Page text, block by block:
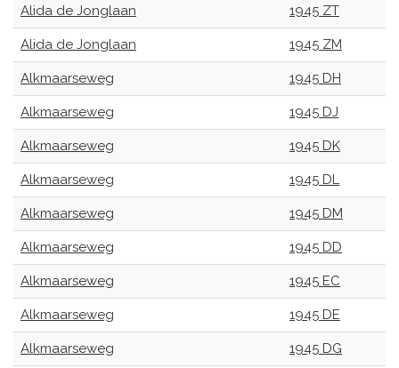
Alida de Jonglaan 1945 ZT
Alida de Jonglaan 1945 ZM
Alkmaarseweg 1945 DH
Alkmaarseweg 1945 DJ
Alkmaarseweg 1945 DK
Alkmaarseweg 1945 DL
Alkmaarseweg 1945 DM
Alkmaarseweg 1945 DD
Alkmaarseweg 1945 EC
Alkmaarseweg 1945 DE
Alkmaarseweg 1945 DG